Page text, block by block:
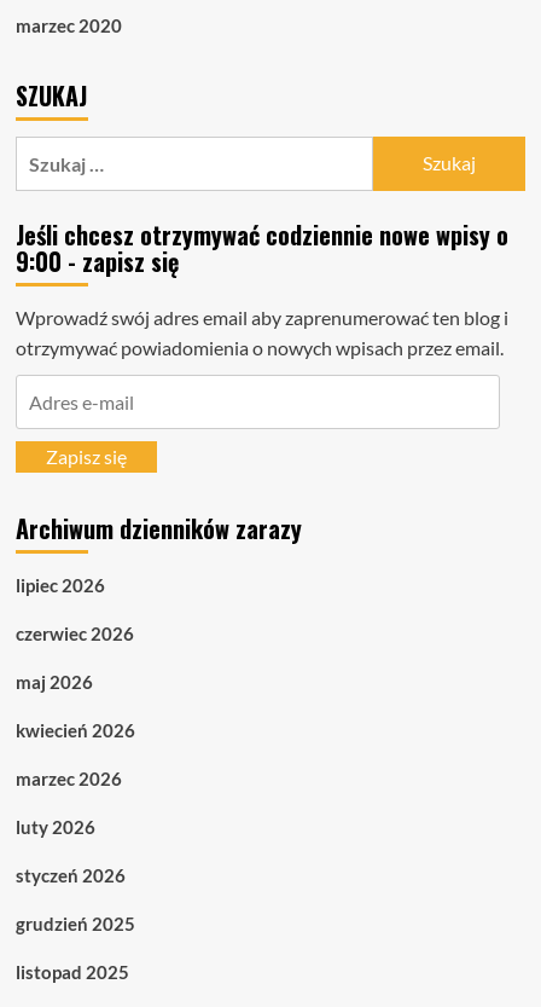
marzec 2020
SZUKAJ
Jeśli chcesz otrzymywać codziennie nowe wpisy o
9:00 - zapisz się
Wprowadź swój adres email aby zaprenumerować ten blog i
otrzymywać powiadomienia o nowych wpisach przez email.
mailZapisz się
Archiwum dzienników zarazy
lipiec 2026
czerwiec 2026
maj 2026
kwiecień 2026
marzec 2026
luty 2026
styczeń 2026
grudzień 2025
listopad 2025